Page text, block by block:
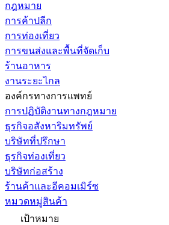
กฎหมาย
การค้าปลีก
การท่องเที่ยว
การขนส่งและพื้นที่จัดเก็บ
ร้านอาหาร
งานระยะไกล
องค์กรทางการแพทย์
การปฏิบัติงานทางกฎหมาย
ธุรกิจอสังหาริมทรัพย์
บริษัทที่ปรึกษา
ธุรกิจท่องเที่ยว
บริษัทก่อสร้าง
ร้านค้าและอีคอมเมิร์ซ
หมวดหมู่สินค้า
เป้าหมาย